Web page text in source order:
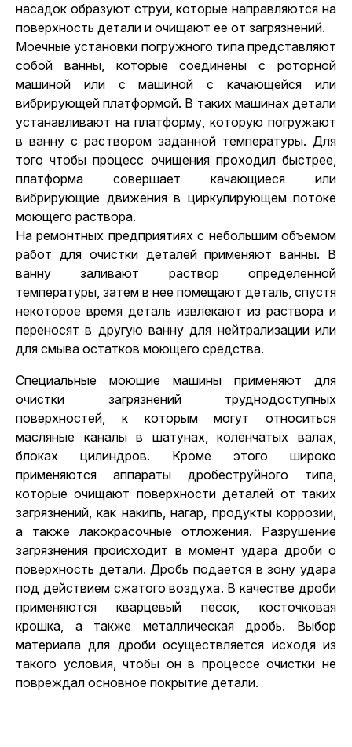
насадок образуют струи, которые направляются на
поверхность детали и очищают ее от загрязнений.
Моечные установки погружного типа представляют
собой ванны, которые соединены с роторной
машиной или с машиной с качающейся или
вибрирующей платформой. В таких машинах детали
устанавливают на платформу, которую погружают
в ванну с раствором заданной температуры. Для
того чтобы процесс очищения проходил быстрее,
платформа совершает качающиеся или
вибрирующие движения в циркулирующем потоке
моющего раствора.
На ремонтных предприятиях с небольшим объемом
работ для очистки деталей применяют ванны. В
ванну заливают раствор определенной
температуры, затем в нее помещают деталь, спустя
некоторое время деталь извлекают из раствора и
переносят в другую ванну для нейтрализации или
для смыва остатков моющего средства.
Специальные моющие машины применяют для
очистки загрязнений труднодоступных
поверхностей, к которым могут относиться
масляные каналы в шатунах, коленчатых валах,
блоках цилиндров. Кроме этого широко
применяются аппараты дробеструйного типа,
которые очищают поверхности деталей от таких
загрязнений, как накипь, нагар, продукты коррозии,
а также лакокрасочные отложения. Разрушение
загрязнения происходит в момент удара дроби о
поверхность детали. Дробь подается в зону удара
под действием сжатого воздуха. В качестве дроби
применяются кварцевый песок, косточковая
крошка, а также металлическая дробь. Выбор
материала для дроби осуществляется исходя из
такого условия, чтобы он в процессе очистки не
повреждал основное покрытие детали.